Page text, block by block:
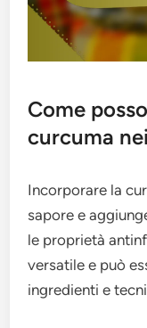
Come
curcuma
Incorporare la
sapore e
le proprietà
versatile e può
ingredienti e